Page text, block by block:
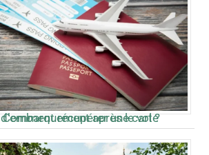
Comment récupérer une carte d’embarquement après le vol ?